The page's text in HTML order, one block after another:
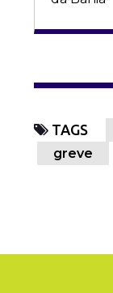
TAGS
greve